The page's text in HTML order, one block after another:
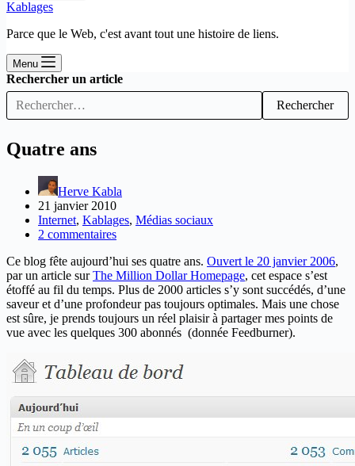
Kablages
Parce que le Web, c'est avant tout une histoire de liens.
Menu
Rechercher un article
Rechercher
Quatre ans
Herve Kabla
21 janvier 2010
Internet, Kablages, Médias sociaux
2 commentaires
Ce blog fête aujourd’hui ses quatre ans. Ouvert le 20 janvier 2006,
par un article surThe Million Dollar Homepage, cet espace s’est
étoffé au fil du temps. Plus de 2000 articles s’y sont succédés, d’une
saveur et d’une profondeur pas toujours optimales. Mais une chose
est sûre, je prends toujours un réel plaisir à partager mes points de
vue avec les quelques 300 abonnés (donnée Feedburner).